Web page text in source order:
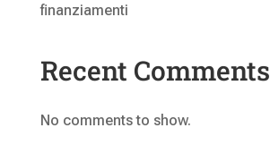
finanziamenti
Recent Comments
No comments to show.